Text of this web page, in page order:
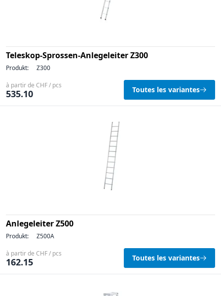
Teleskop-Sprossen-Anlegeleiter Z300
Produkt: Z300
à partir de CHF / pcs
535.10 Toutes les variantes
Anlegeleiter Z500
Produkt: Z500A
à partir de CHF / pcs
162.15 Toutes les variantes